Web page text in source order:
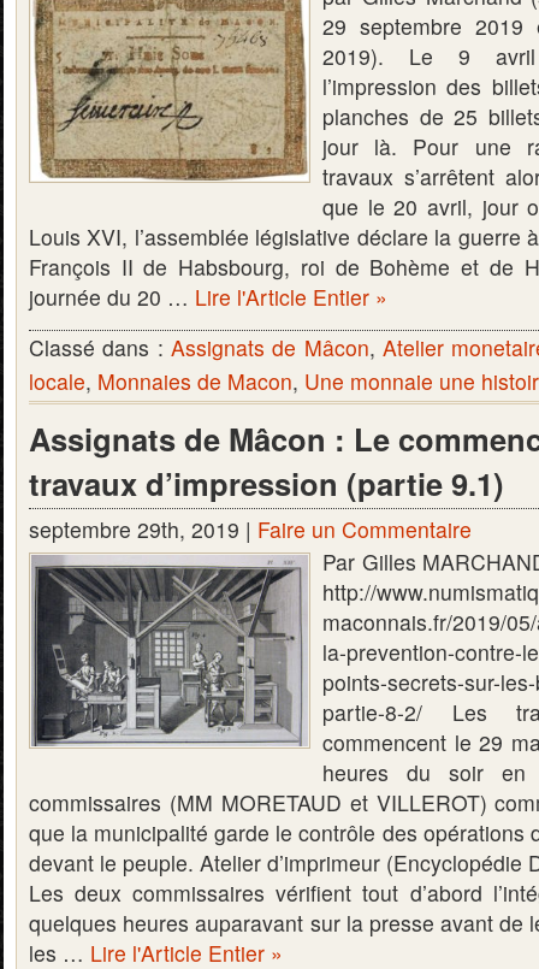
29 septembre
2019). Le 9 avril
l’impression des
planches de 25
jour là. Pour une
travaux s’arrêtent
que le 20 avril, jour
Louis XVI, l’assemblée législative déclare la guerre
François II de Habsbourg, roi de Bohème et de
journée du 20 … Lire l'Article Entier »
Classé dans : Assignats de Mâcon, Atelier
locale, Monnaies de Macon, Une monnaie une
Assignats de Mâcon : Le
travaux d’impression (partie 9.1)
septembre 29th, 2019 | Faire un Commentaire
Par Gilles
http://
maconnais.fr/2019/
la-prevention-contre-
points-secrets-sur-
partie-8-2/ Les
commencent le 29
heures du soir en
commissaires (MM MORETAUD et VILLEROT)
que la municipalité garde le contrôle des opérations
devant le peuple. Atelier d’imprimeur (Encyclopédie
Les deux commissaires vérifient tout d’abord
quelques heures auparavant sur la presse avant de
les … Lire l'Article Entier »